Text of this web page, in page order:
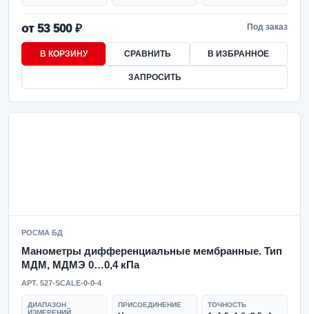
от 53 500 ₽ Под заказ
В КОРЗИНУ СРАВНИТЬ В ИЗБРАННОЕ
ЗАПРОСИТЬ
РОСМА БД
Манометры дифференциальные мембранные. Тип
МДМ, МДМЭ 0…0,4 кПа
АРТ. 527-SCALE-0-0-4
ДИАПАЗОН
ИЗМЕРЕНИЙ
ПРИСОЕДИНЕНИЕ ТОЧНОСТЬ